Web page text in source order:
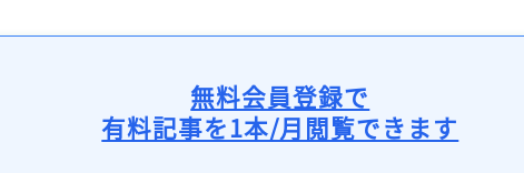
無料会員登録で
有料記事を1本/月閲覧できます